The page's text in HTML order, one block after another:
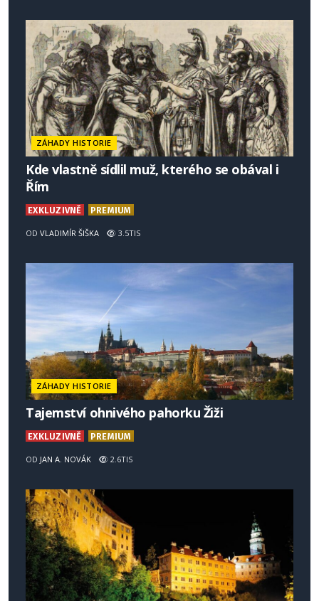
ZÁHADY HISTORIE
Kde vlastně sídlil muž, kterého se obával i
Řím
EXKLUZIVNĚ PREMIUM
OD VLADIMÍR ŠIŠKA 3.5TIS
ZÁHADY HISTORIE
Tajemství ohnivého pahorku Žiži
EXKLUZIVNĚ PREMIUM
OD JAN A. NOVÁK 2.6TIS